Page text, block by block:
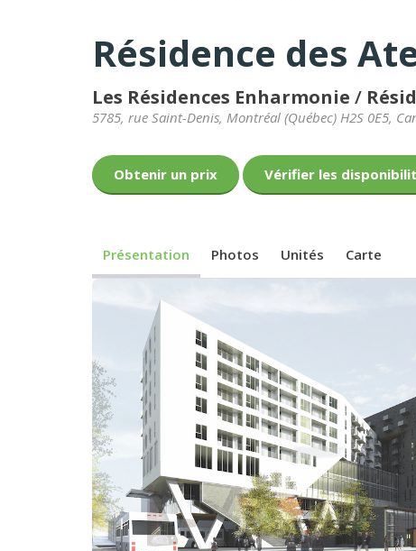
Résidence des
Les Résidences Enharmonie /
5785, rue Saint-Denis, Montréal (Québec) H2S 0E5,
Obtenir un prix Vérifier les
Présentation Photos Unités Carte